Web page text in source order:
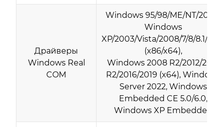
Драйверы
Windows Real
COM
Windows 95/98/ME/NT/2000,
Windows
XP/2003/Vista/2008/7/8/8.1/10/
(x86/x64),
Windows 2008 R2/2012/2012
R2/2016/2019 (x64), Windows
Server 2022, Windows
Embedded CE 5.0/6.0,
Windows XP Embedded